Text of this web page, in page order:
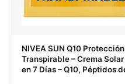
NIVEA SUN Q10
Transpirable – Crema
en 7 Días – Q10, Péptidos